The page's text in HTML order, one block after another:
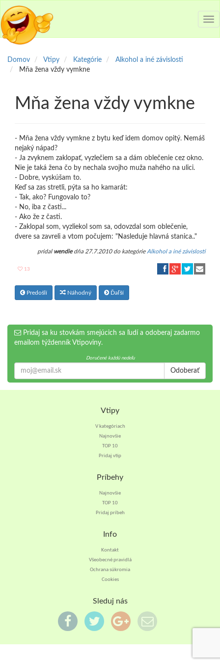
Domov Vtipy Kategórie
Alkohol a iné závislosti
Mňa žena vždy vymkne
Mňa žena vždy vymkne
- Mňa žena vždy vymkne z bytu keď idem domov opitý. Nemáš
nejaký nápad?
- Ja zvyknem zaklopať, vyzlečiem sa a dám oblečenie cez okno.
Nie je taká žena čo by nechala svojho muža nahého na ulici.
- Dobre, vyskúšam to.
Keď sa zas stretli, pýta sa ho kamarát:
- Tak, ako? Fungovalo to?
- No, iba z časti...
- Ako že z časti.
- Zaklopal som, vyzliekol som sa, odovzdal som oblečenie,
dvere sa zavreli a vtom počujem: "Nasleduje hlavná stanica.."
pridal wendiedňa 27.7.2010 do kategórie Alkohol a iné závislosti
13
Predošlí Náhodný Ďaľší
Pridaj sa ku stovkám smejúcich sa ľudí a odoberaj zadarmo
emailom týždenník Vtipoviny.
Doručené každú nedeľu
Odoberať
Vtipy
V kategóriach
Najnovšie
TOP 10
Pridaj vtip
Príbehy
Najnovšie
TOP 10
Pridaj príbeh
Info
Kontakt
Všeobecné pravidlá
Ochrana súkromia
Cookies
Sleduj nás